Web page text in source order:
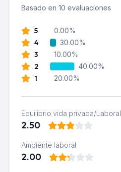
Basado en 10 evaluaciones
5 0.00%
4 30.00%
3 10.00%
2 40.00%
1 20.00%
Equilibrio vida privada/Laboral
2.50
Ambiente laboral
2.00